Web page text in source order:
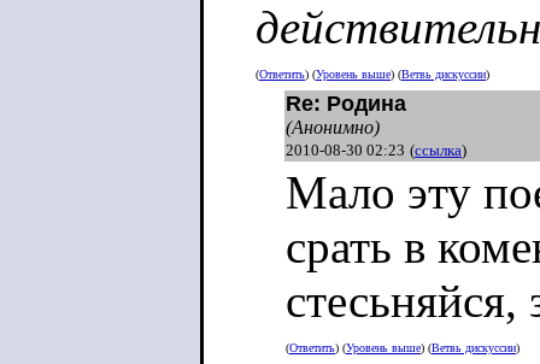
(Ответить) (Уровень выше) (Ветвь дискуссии)
Re: Родина
(Анонимно)
2010-08-30 02:23 (ссылка)
Мало эту
срать в
(Ответить) (Уровень выше) (Ветвь дискуссии)